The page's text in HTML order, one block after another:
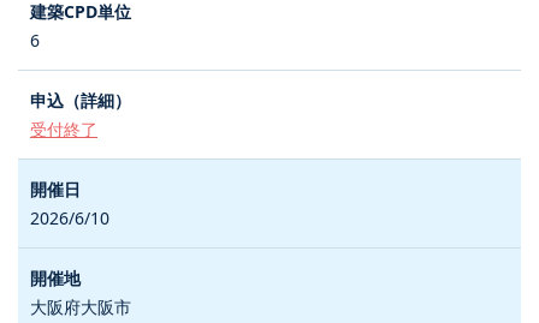
6
受付終了
2026/6/10
大阪府大阪市